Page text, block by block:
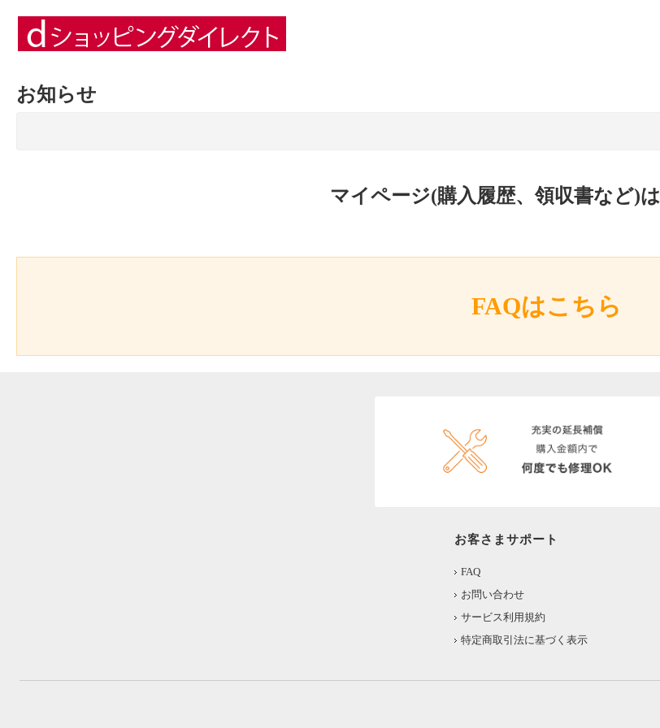
お知らせ
マイページ(購入履歴、領収書など)は
FAQはこちら
お客さまサポート
FAQ
お問い合わせ
サービス利用規約
特定商取引法に基づく表示